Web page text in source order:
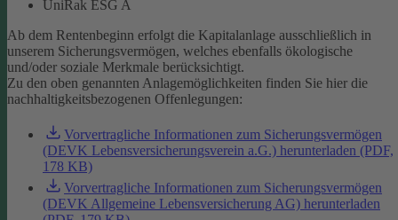
UniRak ESG A
Ab dem Rentenbeginn erfolgt die Kapitalanlage ausschließlich in
unserem Sicherungsvermögen, welches ebenfalls ökologische
und/oder soziale Merkmale berücksichtigt.
Zu den oben genannten Anlagemöglichkeiten finden Sie hier die
nachhaltigkeitsbezogenen Offenlegungen:
Vorvertragliche Informationen zum Sicherungsvermögen
(DEVK Lebensversicherungsverein a.G.) herunterladen (PDF,
178 KB)
Vorvertragliche Informationen zum Sicherungsvermögen
(DEVK Allgemeine Lebensversicherung AG) herunterladen